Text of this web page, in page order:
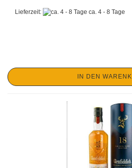
Lieferzeit: ca. 4 - 8 Tage
IN DEN